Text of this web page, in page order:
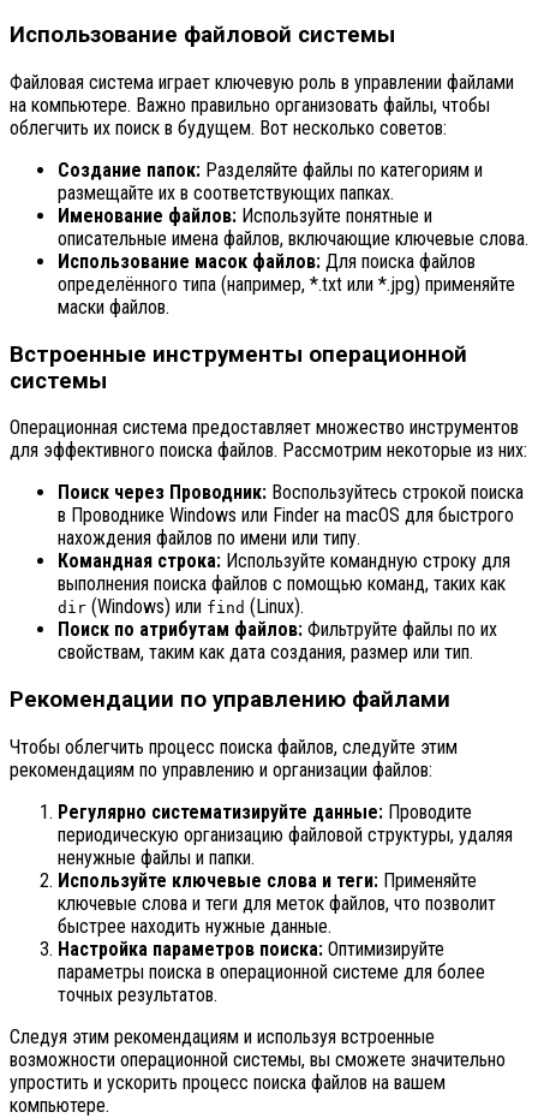
Использование файловой системы
Файловая система играет ключевую роль в управлении файлами
на компьютере. Важно правильно организовать файлы, чтобы
облегчить их поиск в будущем. Вот несколько советов:
Создание папок: Разделяйте файлы по категориям и
размещайте их в соответствующих папках.
Именование файлов: Используйте понятные и
описательные имена файлов, включающие ключевые слова.
Использование масок файлов: Для поиска файлов
определённого типа (например, *.txt или *.jpg) применяйте
маски файлов.
Встроенные инструменты операционной
системы
Операционная система предоставляет множество инструментов
для эффективного поиска файлов. Рассмотрим некоторые из них:
Поиск через Проводник: Воспользуйтесь строкой поиска
в Проводнике Windows или Finder на macOS для быстрого
нахождения файлов по имени или типу.
Командная строка: Используйте командную строку для
выполнения поиска файлов с помощью команд, таких как
dir (Windows) или find (Linux).
Поиск по атрибутам файлов: Фильтруйте файлы по их
свойствам, таким как дата создания, размер или тип.
Рекомендации по управлению файлами
Чтобы облегчить процесс поиска файлов, следуйте этим
рекомендациям по управлению и организации файлов:
Регулярно систематизируйте данные: Проводите
периодическую организацию файловой структуры, удаляя
ненужные файлы и папки.
Используйте ключевые слова и теги: Применяйте
ключевые слова и теги для меток файлов, что позволит
быстрее находить нужные данные.
Настройка параметров поиска: Оптимизируйте
параметры поиска в операционной системе для более
точных результатов.
Следуя этим рекомендациям и используя встроенные
возможности операционной системы, вы сможете значительно
упростить и ускорить процесс поиска файлов на вашем
компьютере.